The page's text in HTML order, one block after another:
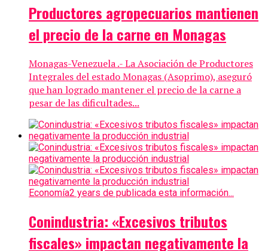
Productores agropecuarios mantienen
el precio de la carne en Monagas
Monagas-Venezuela .- La Asociación de Productores
Integrales del estado Monagas (Asoprimo), aseguró
que han logrado mantener el precio de la carne a
pesar de las dificultades...
Economía2 years de publicada esta información...
Conindustria: «Excesivos tributos
fiscales» impactan negativamente la